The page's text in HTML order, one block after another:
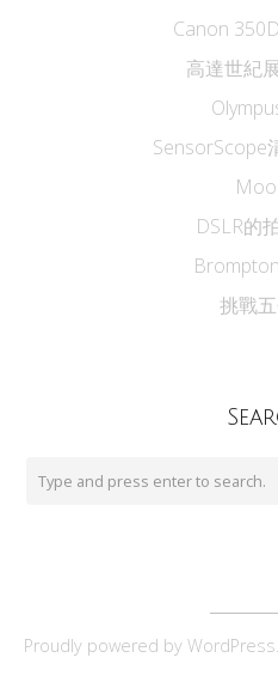
Canon
高達世紀
SensorScope
DSLR的
挑戰
Proudly powered by WordPress